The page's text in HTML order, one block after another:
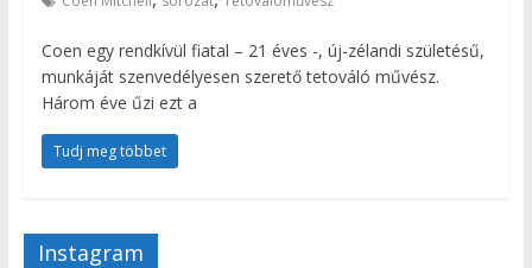
Coen egy rendkívül fiatal – 21 éves -, új-zélandi születésű,
munkáját szenvedélyesen szerető tetováló művész.
Három éve űzi ezt a
Tudj meg többet
Instagram